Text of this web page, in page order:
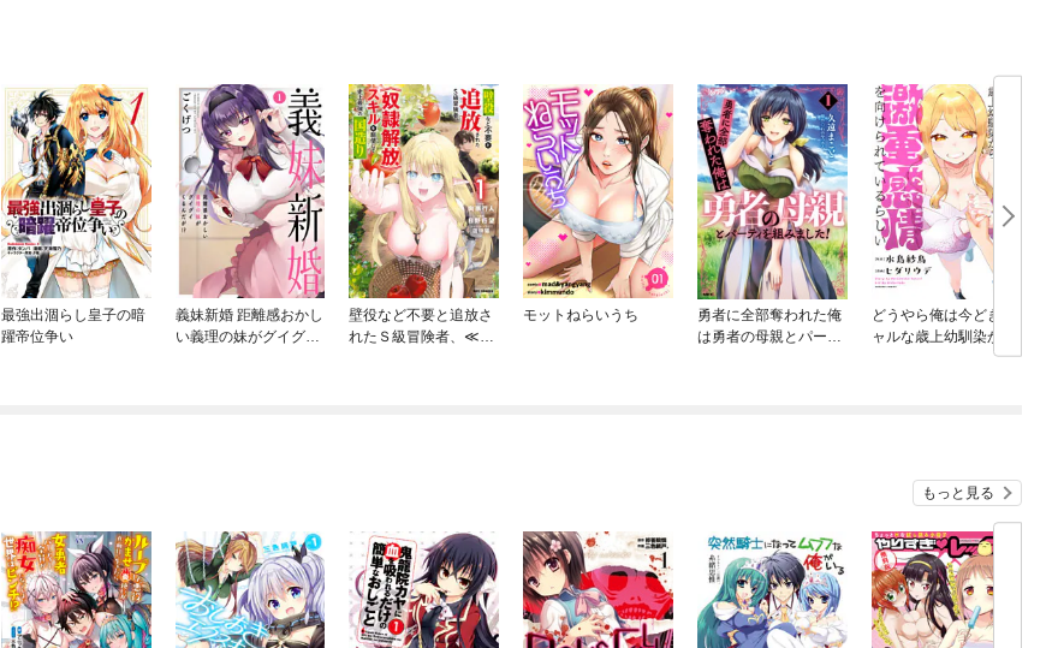
最強出涸らし皇子の暗
躍帝位争い
義妹新婚 距離感おかし
い義理の妹がグイグイ
壁役など不要と追放さ
れたＳ級冒険者、≪奴
モットねらいうち
勇者に全部奪われた俺
は勇者の母親とパーテ
どうやら俺は今どきギ
ャルな歳上幼馴染から
激重感情を向けられて
もっと見る